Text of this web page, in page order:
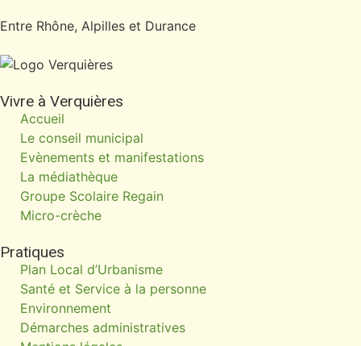
Entre Rhône, Alpilles et Durance
Vivre à Verquières
Accueil
Le conseil municipal
Evènements et manifestations
La médiathèque
Groupe Scolaire Regain
Micro-crèche
Pratiques
Plan Local d’Urbanisme
Santé et Service à la personne
Environnement
Démarches administratives